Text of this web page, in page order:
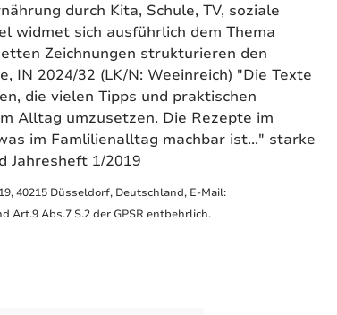
durch Kita, Schule, TV, soziale
widmet sich ausführlich dem Thema
Zeichnungen strukturieren den
IN 2024/32 (LK/N: Weeinreich) "Die Texte
die vielen Tipps und praktischen
Alltag umzusetzen. Die Rezepte im
im Famlilienalltag machbar ist..." starke
Jahresheft 1/2019
40215 Düsseldorf, Deutschland, E-Mail:
Art.9 Abs.7 S.2 der GPSR entbehrlich.